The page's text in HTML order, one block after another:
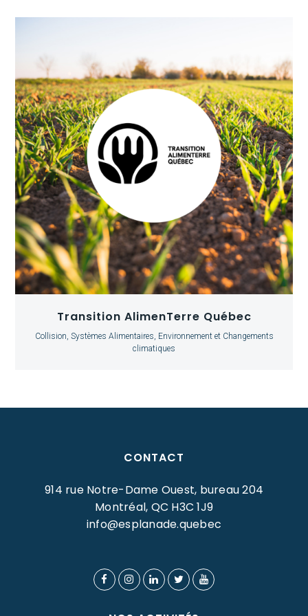
Transition AlimenTerre Québec
Collision, Systèmes Alimentaires, Environnement et Changements
climatiques
CONTACT
914 rue Notre-Dame Ouest, bureau 204
Montréal, QC H3C 1J9
info@esplanade.quebec